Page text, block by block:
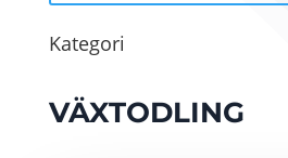
Kategori
VÄXTODLING